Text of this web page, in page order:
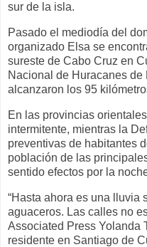
sur de la isla.
Pasado el mediodía del
organizado Elsa se
sureste de Cabo Cruz en
Nacional de Huracanes
alcanzaron los 95
En las provincias
intermitente, mientras la
preventivas de habitantes
población de las
sentido efectos por la
“Hasta ahora es una lluvia
aguaceros. Las calles no
Associated Press Yolanda
residente en Santiago de